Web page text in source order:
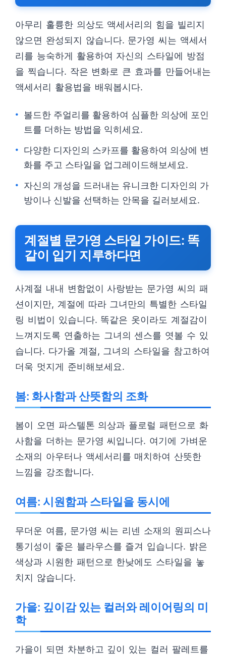
아무리 훌륭한 의상도 액세서리의 힘을 빌리지
않으면 완성되지 않습니다. 문가영 씨는 액세서
리를 능숙하게 활용하여 자신의 스타일에 방점
을 찍습니다. 작은 변화로 큰 효과를 만들어내는
액세서리 활용법을 배워봅시다.
볼드한 주얼리를 활용하여 심플한 의상에 포인
트를 더하는 방법을 익히세요.
다양한 디자인의 스카프를 활용하여 의상에 변
화를 주고 스타일을 업그레이드해보세요.
자신의 개성을 드러내는 유니크한 디자인의 가
방이나 신발을 선택하는 안목을 길러보세요.
계절별 문가영 스타일 가이드: 똑
같이 입기 지루하다면
사계절 내내 변함없이 사랑받는 문가영 씨의 패
션이지만, 계절에 따라 그녀만의 특별한 스타일
링 비법이 있습니다. 똑같은 옷이라도 계절감이
느껴지도록 연출하는 그녀의 센스를 엿볼 수 있
습니다. 다가올 계절, 그녀의 스타일을 참고하여
더욱 멋지게 준비해보세요.
봄: 화사함과 산뜻함의 조화
봄이 오면 파스텔톤 의상과 플로럴 패턴으로 화
사함을 더하는 문가영 씨입니다. 여기에 가벼운
소재의 아우터나 액세서리를 매치하여 산뜻한
느낌을 강조합니다.
여름: 시원함과 스타일을 동시에
무더운 여름, 문가영 씨는 리넨 소재의 원피스나
통기성이 좋은 블라우스를 즐겨 입습니다. 밝은
색상과 시원한 패턴으로 한낮에도 스타일을 놓
치지 않습니다.
가을: 깊이감 있는 컬러와 레이어링의 미
학
가을이 되면 차분하고 깊이 있는 컬러 팔레트를